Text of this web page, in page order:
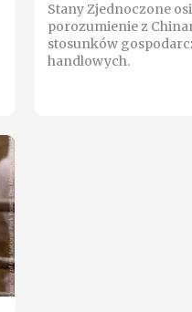
Stany Zjednoczone
porozumienie z
stosunków
handlowych.